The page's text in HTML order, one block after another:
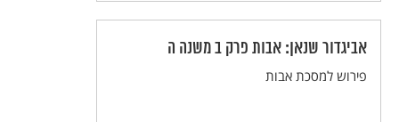
אביגדור שנאן: אבות פרק ב משנה ה
פירוש למסכת אבות